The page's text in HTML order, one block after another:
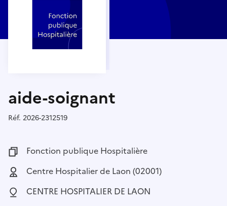
aide-soignant
Réf. Référence :
2026-2312519
Fonction publique :
Fonction publique Hospitalière
Employeur :
Centre Hospitalier de Laon (02001)
Localisation :
CENTRE HOSPITALIER DE LAON